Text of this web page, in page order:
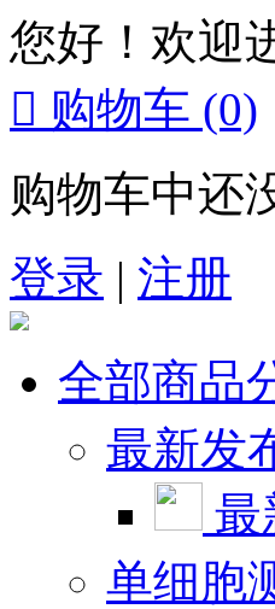
您好！欢迎
 购物车 (0)
购物车中还
登录 | 注册
全部商品
最新发
最
单细胞